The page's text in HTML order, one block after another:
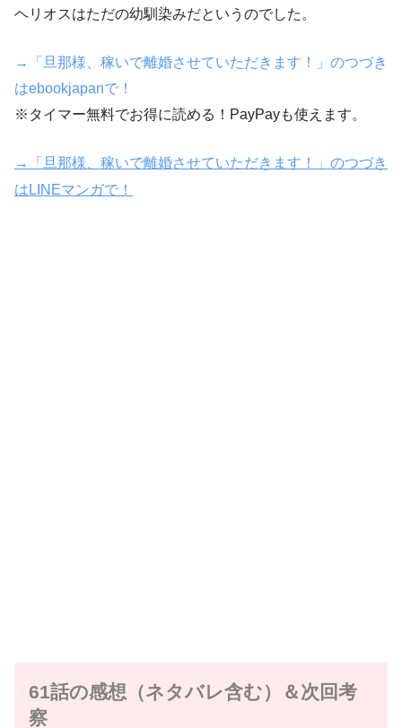
ヘリオスはただの幼馴染みだというのでした。
→「旦那様、稼いで離婚させていただきます！」のつづき
はebookjapanで！
※タイマー無料でお得に読める！PayPayも使えます。
→「旦那様、稼いで離婚させていただきます！」のつづき
はLINEマンガで！
61話の感想（ネタバレ含む）＆次回考
察